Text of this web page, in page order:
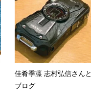
佳肴季凛 志村弘信さんと
ブログ